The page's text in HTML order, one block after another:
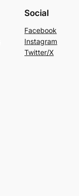
Social
Facebook
Instagram
Twitter/X